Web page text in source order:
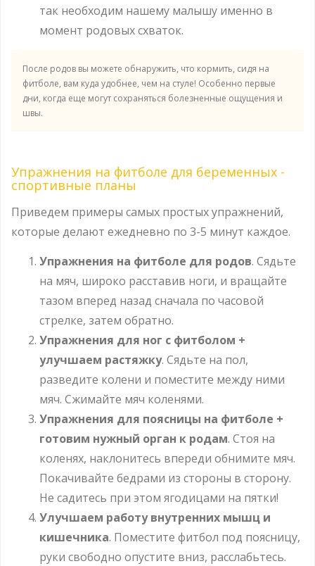
так необходим нашему малышу именно в
момент родовых схваток.
После родов вы можете обнаружить, что кормить, сидя на
фитболе, вам куда удобнее, чем на стуле! Особенно первые
дни, когда еще могут сохраняться болезненные ощущения и
швы.
Упражнения на фитболе для беременных -
спортивные планы
Приведем примеры самых простых упражнений,
которые делают ежедневно по 3-5 минут каждое.
Упражнения на фитболе для родов. Сядьте
на мяч, широко расставив ноги, и вращайте
тазом вперед назад сначала по часовой
стрелке, затем обратно.
Упражнения для ног с фитболом +
улучшаем растяжку. Сядьте на пол,
разведите колени и поместите между ними
мяч. Сжимайте мяч коленями.
Упражнения для поясницы на фитболе +
готовим нужный орган к родам. Стоя на
коленях, наклонитесь впереди обнимите мяч.
Покачивайте бедрами из стороны в сторону.
Не садитесь при этом ягодицами на пятки!
Улучшаем работу внутренних мышц и
кишечника. Поместите фитбол под поясницу,
руки свободно опустите вниз, расслабьтесь.